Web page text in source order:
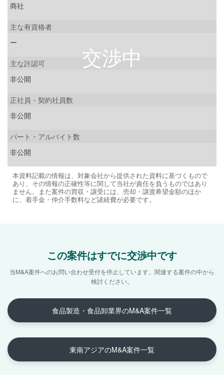
商社
主な有資格者
ー
主な許認可
非公開
正社員・契約社員数
非公開
パート・アルバイト数
非公開
本資料記載の情報は、対象会社から提供された資料に基づくもので
あり、その情報の正確性等に関して当社が責任を負うものではあり
ません。また案件の買収・譲受には、売却・譲渡希望金額のほか
に、着手金・仲介手数料など諸経費が必要です。
この案件はすでに交渉中です
当M&A案件へのお問い合わせ受付を停止しています。 関連する案件の中から
検討ください。
食品製造・食品卸業界のM&A案件一覧
東南アジアのM&A案件一覧